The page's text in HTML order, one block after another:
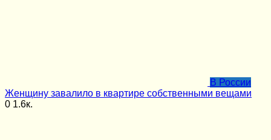
В России
Женщину завалило в квартире собственными вещами
0 1.6к.